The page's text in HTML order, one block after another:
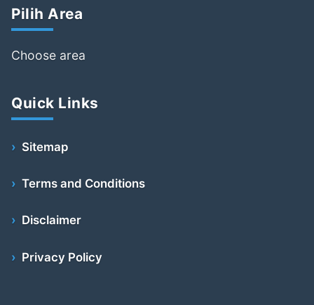
Pilih Area
Choose area
Quick Links
Sitemap
Terms and Conditions
Disclaimer
Privacy Policy